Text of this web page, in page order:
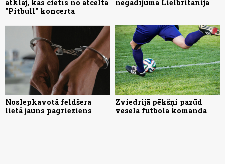
atklāj, kas cietīs no atceltā
"Pitbull" koncerta
negadījumā Lielbritānijā
Noslepkavotā feldšera
lietā jauns pagrieziens
Zviedrijā pēkšņi pazūd
vesela futbola komanda